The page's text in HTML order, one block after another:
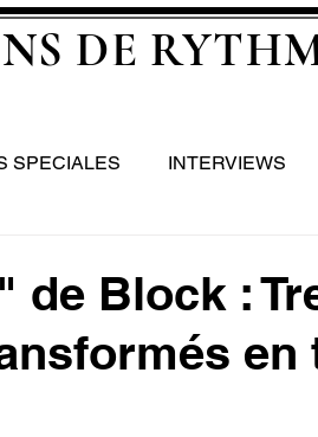
DE
SPECIALES INTERVIEWS
de Block :